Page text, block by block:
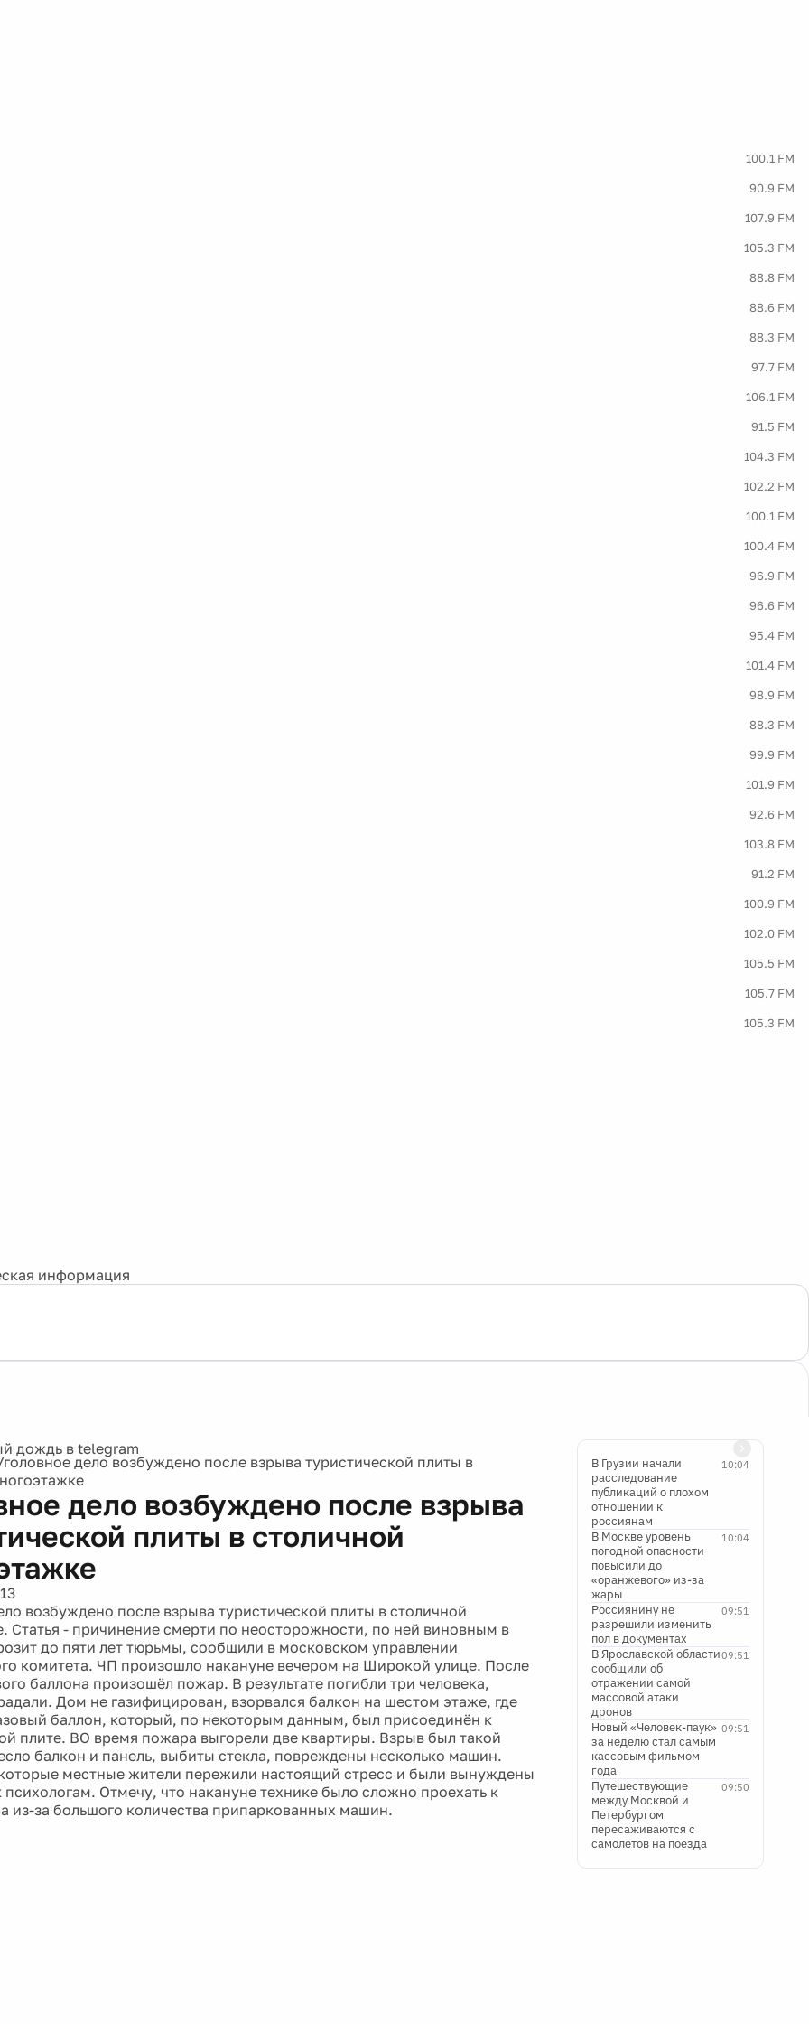
100.1 FM
90.9 FM
107.9 FM
105.3 FM
88.8 FM
88.6 FM
88.3 FM
97.7 FM
106.1 FM
91.5 FM
104.3 FM
102.2 FM
100.1 FM
100.4 FM
96.9 FM
96.6 FM
95.4 FM
101.4 FM
98.9 FM
88.3 FM
99.9 FM
101.9 FM
92.6 FM
103.8 FM
91.2 FM
100.9 FM
102.0 FM
105.5 FM
105.7 FM
105.3 FM
информация
дело возбуждено после взрыва туристической плиты в
дело возбуждено после взрыва
плиты в столичной
возбуждено после взрыва туристической плиты в столичной
Статья - причинение смерти по неосторожности, по ней виновным в
до пяти лет тюрьмы, сообщили в московском управлении
комитета. ЧП произошло накануне вечером на Широкой улице. После
баллона произошёл пожар. В результате погибли три человека,
Дом не газифицирован, взорвался балкон на шестом этаже, где
баллон, который, по некоторым данным, был присоединён к
плите. ВО время пожара выгорели две квартиры. Взрыв был такой
балкон и панель, выбиты стекла, повреждены несколько машин.
местные жители пережили настоящий стресс и были вынуждены
психологам. Отмечу, что накануне технике было сложно проехать к
из-за большого количества припаркованных машин.
10:04
В Грузии начали
расследование
публикаций о плохом
отношении к
россиянам
10:04
В Москве уровень
погодной опасности
повысили до
«оранжевого» из-за
жары
09:51
Россиянину не
разрешили изменить
пол в документах
09:51
В Ярославской области
сообщили об
отражении самой
массовой атаки
дронов
09:51
Новый «Человек-паук»
за неделю стал самым
кассовым фильмом
года
09:50
Путешествующие
между Москвой и
Петербургом
пересаживаются с
самолетов на поезда